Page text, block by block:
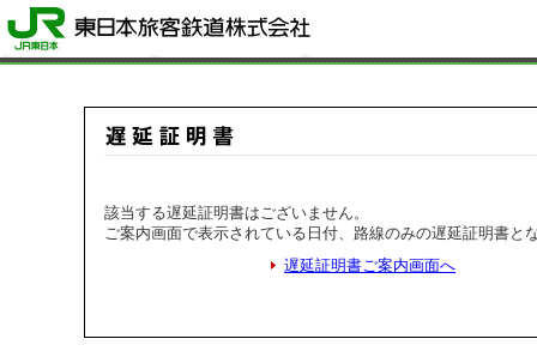
該当する遅延証明書はございません。
ご案内画面で表示されている日付、路線のみの遅延証明書と
遅延証明書ご案内画面へ